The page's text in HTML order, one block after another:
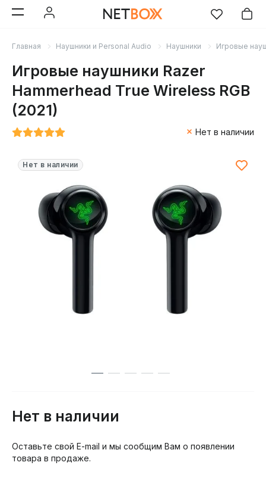
Главная Наушники и Personal Audio Наушники Игровые
Игровые наушники Razer
Hammerhead True Wireless RGB
(2021)
Нет в наличии
Нет в наличии
Нет в наличии
Оставьте свой E-mail и мы сообщим Вам о появлении
товара в продаже.